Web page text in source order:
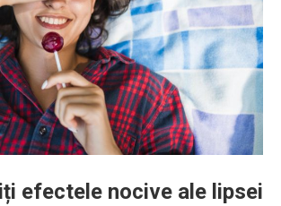
efectele nocive ale lipsei